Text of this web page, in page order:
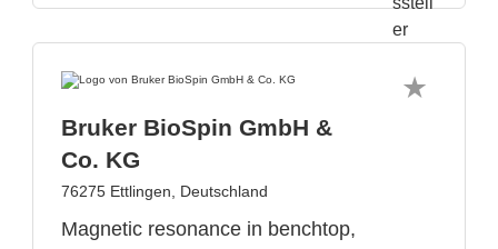
Bruker BioSpin GmbH &
Co. KG
76275 Ettlingen, Deutschland
Magnetic resonance in benchtop,